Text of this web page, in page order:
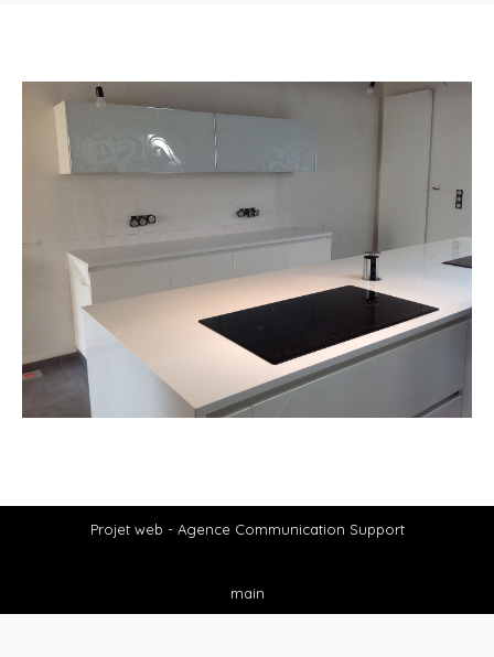
Projet web - Agence Communication Support
main